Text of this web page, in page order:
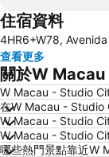
住宿資料
4HR6+W78,
查看更多
關於W
W Macau - Studio
在W Macau - Studio
W Macau - Studio
W Macau - Studio
哪些熱門景點靠近W